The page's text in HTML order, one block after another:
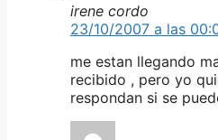
irene cordo
23/10/2007 a las
me estan llegando
recibido , pero yo
respondan si se